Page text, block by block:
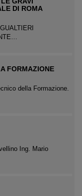
DI ROMA
FORMAZIONE
della Formazione.
Ing. Mario